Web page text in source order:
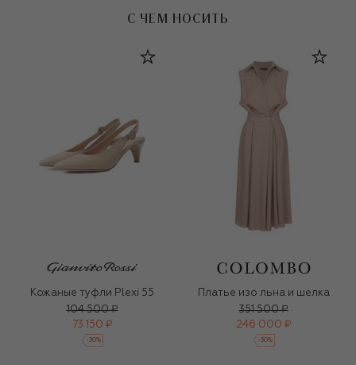
С ЧЕМ НОСИТЬ
Кожаные туфли Plexi 55
104 500 ₽
73 150 ₽
-30%
Платье изо льна и шелка
351 500 ₽
246 000 ₽
-30%